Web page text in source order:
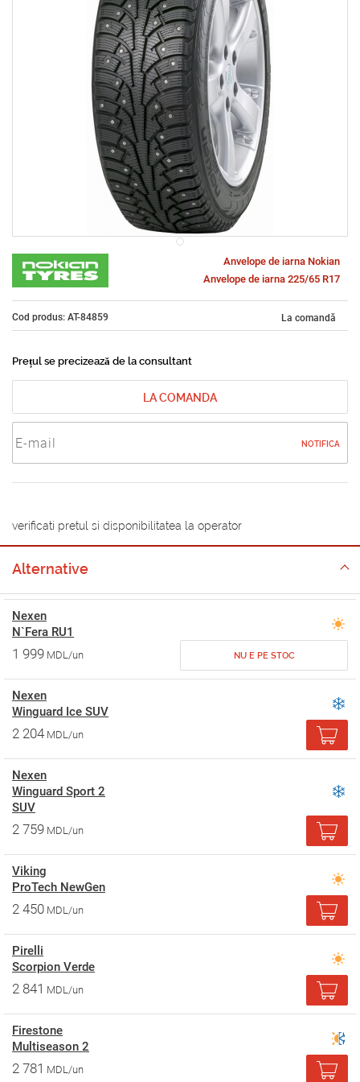
Anvelope de iarna Nokian
Anvelope de iarna 225/65 R17
Cod produs: AT-84859 La comandă
Prețul se precizează de la consultant
LA COMANDA
NOTIFICA
verificati pretul si disponibilitatea la operator
Alternative
Nexen
N`Fera RU1
1 999 MDL/un NU E PE STOC
Nexen
Winguard Ice SUV
2 204 MDL/un
Nexen
Winguard Sport 2
SUV
2 759 MDL/un
Viking
ProTech NewGen
2 450 MDL/un
Pirelli
Scorpion Verde
2 841 MDL/un
Firestone
Multiseason 2
2 781 MDL/un